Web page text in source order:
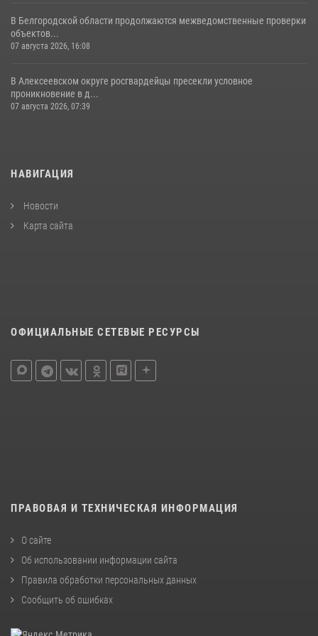
В Белгородской области продолжаются межведомственные проверки
объектов...
07 августа 2026, 16:08
В Алексеевском округе росгвардейцы пресекли условное
проникновение в д...
07 августа 2026, 07:39
НАВИГАЦИЯ
Новости
Карта сайта
ОФИЦИАЛЬНЫЕ СЕТЕВЫЕ РЕСУРСЫ
ПРАВОВАЯ И ТЕХНИЧЕСКАЯ ИНФОРМАЦИЯ
О сайте
Об использовании информации сайта
Правила обработки персональных данных
Сообщить об ошибках